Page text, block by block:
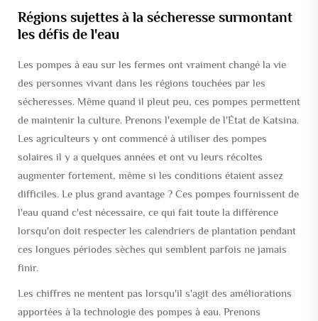
Régions sujettes à la sécheresse surmontant
les défis de l'eau
Les pompes à eau sur les fermes ont vraiment changé la vie
des personnes vivant dans les régions touchées par les
sécheresses. Même quand il pleut peu, ces pompes permettent
de maintenir la culture. Prenons l'exemple de l'État de Katsina.
Les agriculteurs y ont commencé à utiliser des pompes
solaires il y a quelques années et ont vu leurs récoltes
augmenter fortement, même si les conditions étaient assez
difficiles. Le plus grand avantage ? Ces pompes fournissent de
l'eau quand c'est nécessaire, ce qui fait toute la différence
lorsqu'on doit respecter les calendriers de plantation pendant
ces longues périodes sèches qui semblent parfois ne jamais
finir.
Les chiffres ne mentent pas lorsqu'il s'agit des améliorations
apportées à la technologie des pompes à eau. Prenons